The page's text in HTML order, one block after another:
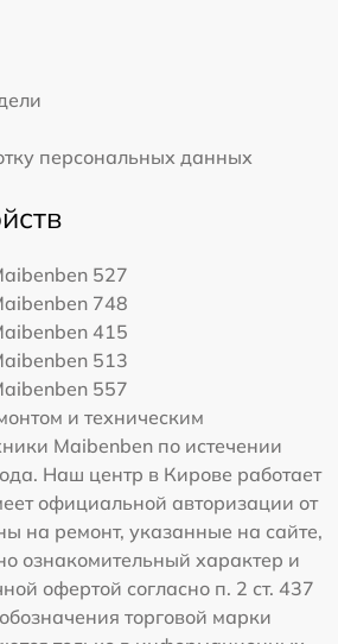
персональных данных
527
748
415
513
557
и техническим
Maibenben по истечении
Наш центр в Кирове работает
официальной авторизации от
на ремонт, указанные на сайте,
ознакомительный характер и
офертой согласно п. 2 ст. 437
торговой марки